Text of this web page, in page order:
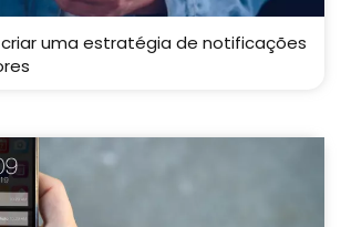
criar uma estratégia de notificações